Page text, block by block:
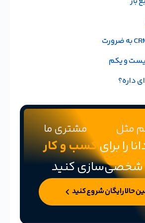
مثل مشتری ما
کسب و کار
شخصی‌سازی کنید
حالا رایگان شروع کنید